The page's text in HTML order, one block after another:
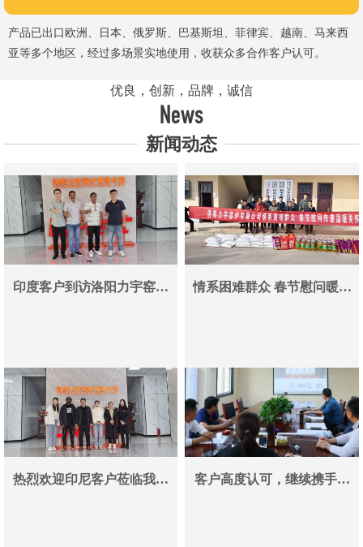
产品已出口欧洲、日本、俄罗斯、巴基斯坦、菲律宾、越南、马来西
亚等多个地区，经过多场景实地使用，收获众多合作客户认可。
优良，创新，品牌，诚信
News
新闻动态
印度客户到访洛阳力宇窑炉
情系困难群众 春节慰问暖人
热烈欢迎印尼客户莅临我司
客户高度认可，继续携手同